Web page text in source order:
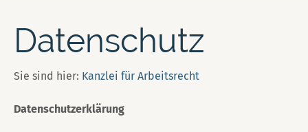
Datenschutz
Sie sind hier: Kanzlei für Arbeitsrecht
Datenschutzerklärung